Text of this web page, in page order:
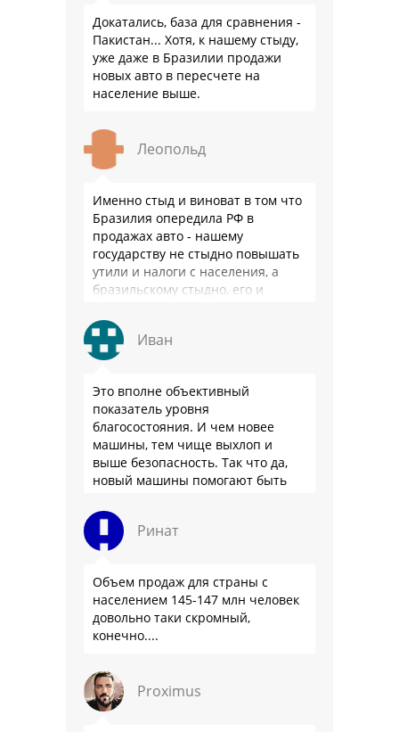
Докатались, база для сравнения -
Пакистан... Хотя, к нашему стыду,
уже даже в Бразилии продажи
новых авто в пересчете на
население выше.
Леопольд
Именно стыд и виноват в том что
Бразилия опередила РФ в
продажах авто - нашему
государству не стыдно повышать
утили и налоги с населения, а
бразильскому стыдно, его и
Иван
Это вполне объективный
показатель уровня
благосостояния. И чем новее
машины, тем чище выхлоп и
выше безопасность. Так что да,
новый машины помогают быть
Ринат
Объем продаж для страны с
населением 145-147 млн человек
довольно таки скромный,
конечно....
Proximus